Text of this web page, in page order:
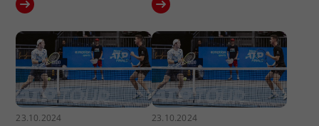
23.10.2024 23.10.2024